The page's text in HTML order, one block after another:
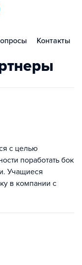
Контакты
с целью
поработать бок
Учащиеся
в компании с